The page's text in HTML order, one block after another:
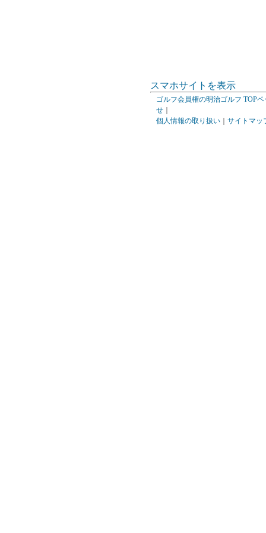
スマホサイトを表示
ゴルフ会員権の明治ゴルフ TOPペ
せ
個人情報の取り扱い
サイトマッ